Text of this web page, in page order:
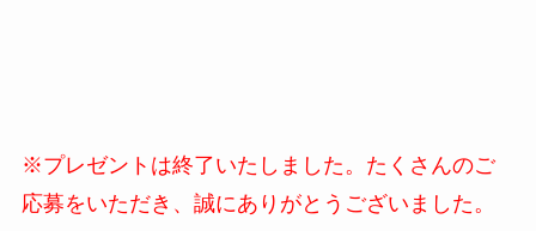
※プレゼントは終了いたしました。たくさんのご
応募をいただき、誠にありがとうございました。